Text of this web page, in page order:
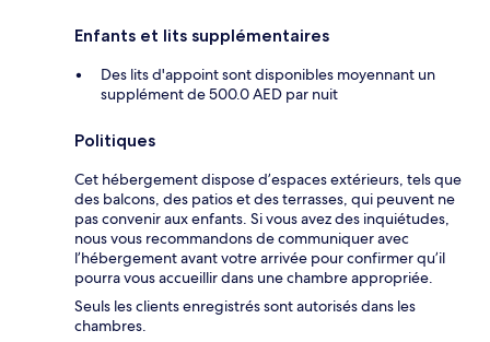
Enfants et lits supplémentaires
Des lits d'appoint sont disponibles moyennant un
supplément de 500.0 AED par nuit
Politiques
Cet hébergement dispose d’espaces extérieurs, tels que
des balcons, des patios et des terrasses, qui peuvent ne
pas convenir aux enfants. Si vous avez des inquiétudes,
nous vous recommandons de communiquer avec
l’hébergement avant votre arrivée pour confirmer qu’il
pourra vous accueillir dans une chambre appropriée.
Seuls les clients enregistrés sont autorisés dans les
chambres.